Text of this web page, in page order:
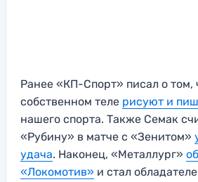
Ранее «КП-Спорт» писал о том,
собственном теле рисуют и
нашего спорта. Также Семак
«Рубину» в матче с «Зенитом»
удача. Наконец, «Металлург»
«Локомотив» и стал